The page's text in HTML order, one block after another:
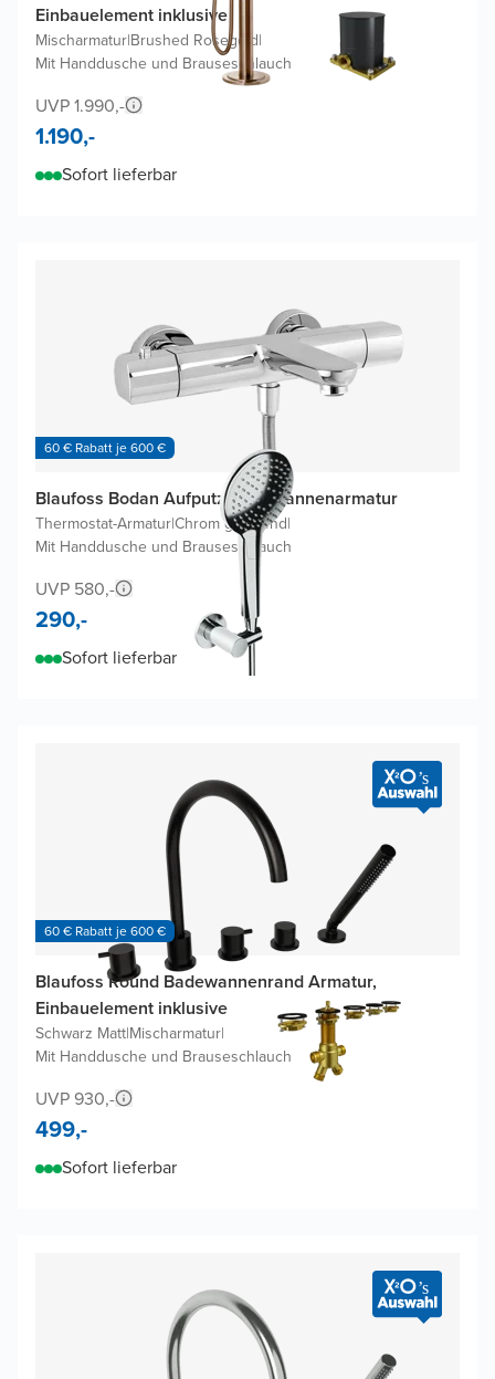
Einbauelement inklusive
Mischarmatur|Brushed Rosegold|
Mit Handdusche und Brauseschlauch
UVP 1.990,-
1.190,-
Sofort lieferbar
60 € Rabatt je 600 €
Blaufoss Bodan Aufputz-Badewannenarmatur
Thermostat-Armatur|Chrom glänzend|
Mit Handdusche und Brauseschlauch
UVP 580,-
290,-
Sofort lieferbar
60 € Rabatt je 600 €
Blaufoss Round Badewannenrand Armatur,
Einbauelement inklusive
Schwarz Matt|Mischarmatur|
Mit Handdusche und Brauseschlauch
UVP 930,-
499,-
Sofort lieferbar